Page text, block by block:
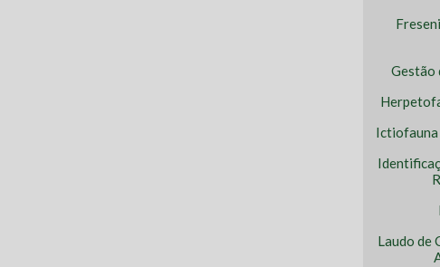
Gestão
Ictiofauna
Laudo de